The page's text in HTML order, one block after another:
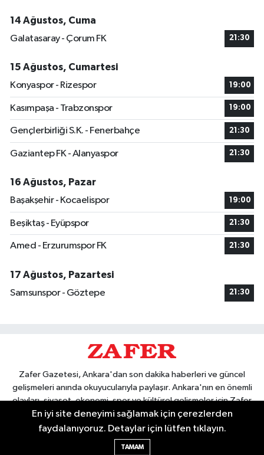
14 Ağustos, Cuma
Galatasaray - Çorum FK
21:30
15 Ağustos, Cumartesi
Konyaspor - Rizespor
19:00
Kasımpaşa - Trabzonspor 19:00
Gençlerbirliği S.K. - Fenerbahçe 21:30
Gaziantep FK - Alanyaspor 21:30
16 Ağustos, Pazar
Başakşehir - Kocaelispor
19:00
Beşiktaş - Eyüpspor 21:30
Amed - Erzurumspor FK 21:30
17 Ağustos, Pazartesi
Samsunspor - Göztepe
21:30
Zafer Gazetesi, Ankara'dan son dakika haberleri ve güncel
gelişmeleri anında okuyucularıyla paylaşır. Ankara'nın en önemli
olayları, siyaset, ekonomi, spor ve kültürel gelişmeler için Zafer
Gazetesi'ni takip edin. Başkentin güvendiği haber kaynağı.
En iyi site deneyimi sağlamak için çerezlerden
faydalanıyoruz. Detaylar için lütfen tıklayın.
TAMAM